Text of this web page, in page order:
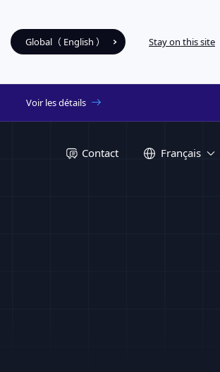
Global（ English ） Stay on this site
Voir les détails
Contact Français